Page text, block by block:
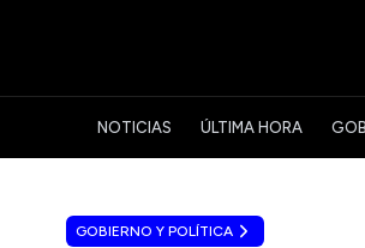
NOTICIAS ÚLTIMA HORA
GOBIERNO Y POLÍTICA